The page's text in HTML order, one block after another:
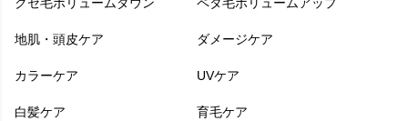
クセ毛ボリュームダウン ペタ毛ボリュームアップ
地肌・頭皮ケア ダメージケア
カラーケア UVケア
白髪ケア 育毛ケア